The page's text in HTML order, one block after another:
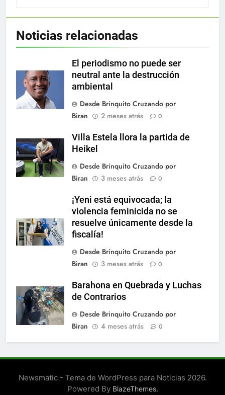
Noticias relacionadas
El periodismo no puede ser
neutral ante la destrucción
ambiental
Desde Brinquito Cruzando por
Biran
2 meses atrás 0
Villa Estela llora la partida de
Heikel
Desde Brinquito Cruzando por
Biran
3 meses atrás 0
¡Yeni está equivocada; la
violencia feminicida no se
resuelve únicamente desde la
fiscalía!
Desde Brinquito Cruzando por
Biran
3 meses atrás 0
Barahona en Quebrada y Luchas
de Contrarios
Desde Brinquito Cruzando por
Biran
4 meses atrás 0
Newsmatic - Tema de WordPress para Noticias 2026.
Powered By BlazeThemes.